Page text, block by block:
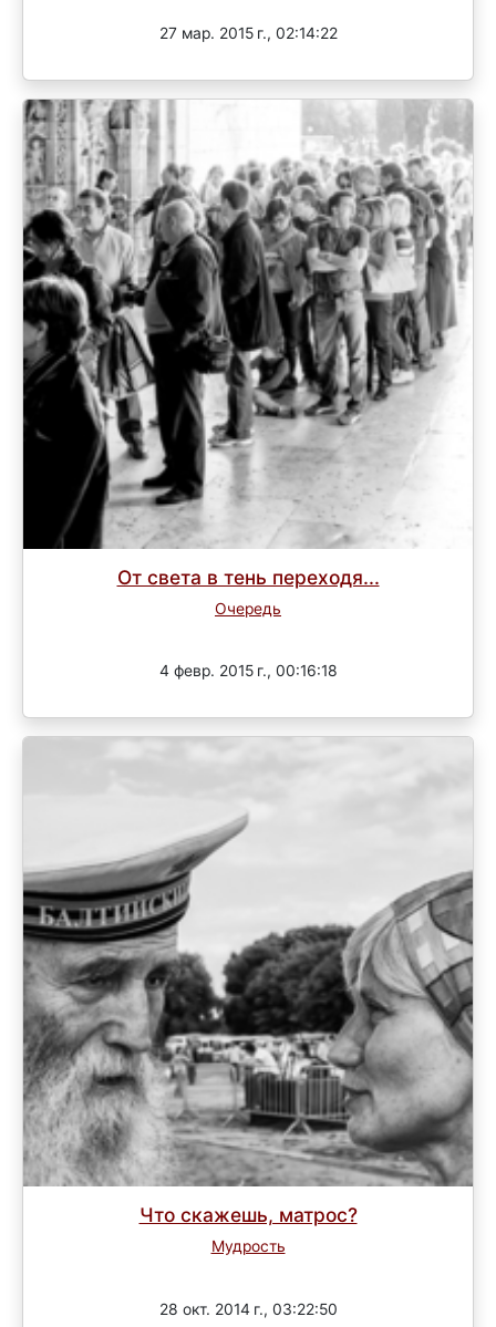
27 мар. 2015 г., 02:14:22
От света в тень переходя...
Очередь
4 февр. 2015 г., 00:16:18
Что скажешь, матрос?
Мудрость
28 окт. 2014 г., 03:22:50